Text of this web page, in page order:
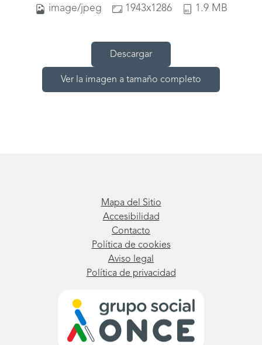
image/jpeg 1943x1286 1.9 MB
Descargar
Ver la imagen a tamaño completo
Mapa del Sitio
Accesibilidad
Contacto
Política de cookies
Aviso legal
Política de privacidad